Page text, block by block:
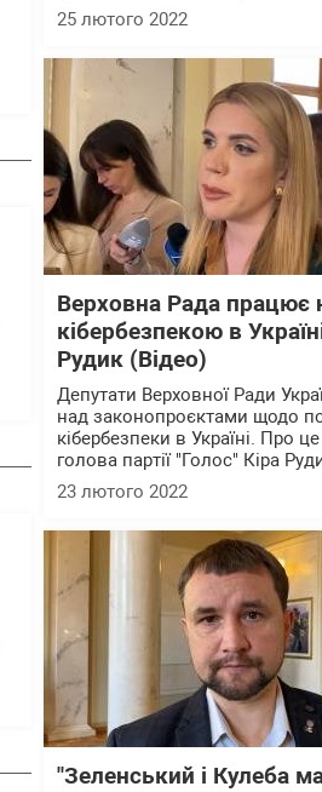
25 лютого 2022
Верховна Рада працює
кібербезпекою в
Рудик (Відео)
Депутати Верховної Ради
над законопроєктами щодо
кібербезпеки в Україні. Про
голова партії "Голос" Кіра
23 лютого 2022
"Зеленський і Кулеба